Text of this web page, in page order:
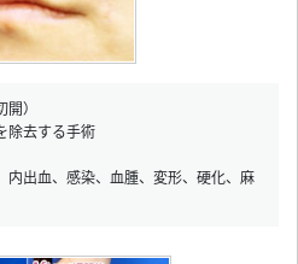
）
除去する手術
内出血、感染、血腫、変形、硬化、麻